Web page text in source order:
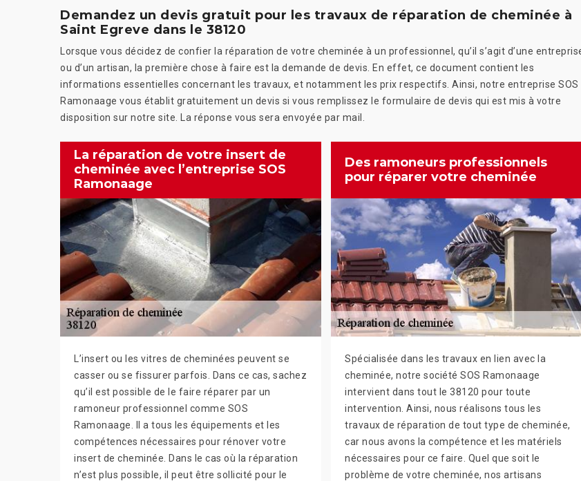
Demandez un devis gratuit pour les travaux de réparation de cheminée à
Saint Egreve dans le 38120
Lorsque vous décidez de confier la réparation de votre cheminée à un professionnel, qu’il s’agit d’une
ou d’un artisan, la première chose à faire est la demande de devis. En effet, ce document contient les
informations essentielles concernant les travaux, et notamment les prix respectifs. Ainsi, notre entreprise SOS
Ramonaage vous établit gratuitement un devis si vous remplissez le formulaire de devis qui est mis à votre
disposition sur notre site. La réponse vous sera envoyée par mail.
La réparation de votre insert de
cheminée avec l’entreprise SOS
Ramonaage
L’insert ou les vitres de cheminées peuvent se
casser ou se fissurer parfois. Dans ce cas, sachez
qu’il est possible de le faire réparer par un
ramoneur professionnel comme SOS
Ramonaage. Il a tous les équipements et les
compétences nécessaires pour rénover votre
insert de cheminée. Dans le cas où la réparation
n’est plus possible, il peut être sollicité pour le
Des ramoneurs professionnels
pour réparer votre cheminée
Spécialisée dans les travaux en lien avec la
cheminée, notre société SOS Ramonaage
intervient dans tout le 38120 pour toute
intervention. Ainsi, nous réalisons tous les
travaux de réparation de tout type de cheminée,
car nous avons la compétence et les matériels
nécessaires pour ce faire. Quel que soit le
problème de votre cheminée, nos artisans